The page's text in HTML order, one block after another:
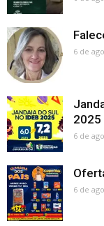
6 de
2025
6 de
6 de